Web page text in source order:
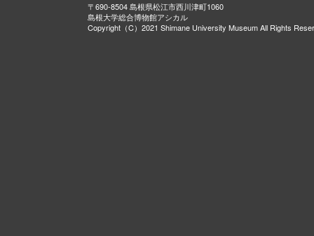
〒690-8504 島根県松江市西川津町1060
島根大学総合博物館アシカル
Copyright（C）2021 Shimane University Museum All Rights